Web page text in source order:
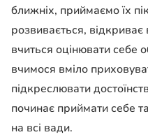
ближніх, приймаємо їх
розвивається, відкриває
вчиться оцінювати себе
вчимося вміло
підкреслювати
починає приймати себе
на всі вади.